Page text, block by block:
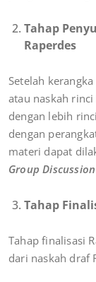
Tahap
Raperdes
Setelah
atau naskah
dengan lebih
dengan
materi dapat
Group Discussion
Tahap
Tahap finalisasi
dari naskah draf